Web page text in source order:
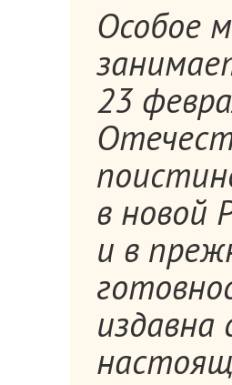
Особое
23
в новой
и в
издавна